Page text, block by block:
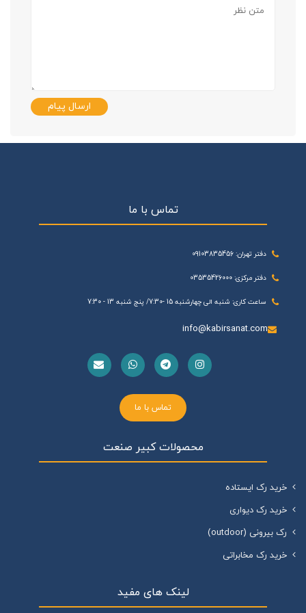
ارسال پیام
تماس با ما
دفتر تهران: 09103835456
دفتر مرکزی: 03535426000
ساعت کاری: شنبه الی چهارشنبه 15 -7:30/ پنج شنبه 13 - 7:30
info@kabirsanat.com
تماس با ما
محصولات کبیر صنعت
خرید رک ایستاده
خرید رک دیواری
رک بیرونی (outdoor)
خرید رک مخابراتی
لینک های مفید